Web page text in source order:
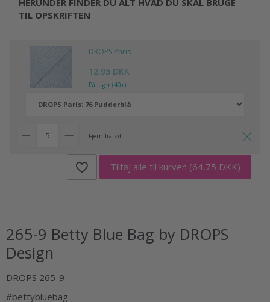
HERUNDER FINDER DU ALT HVAD DU SKAL BRUGE
TIL OPSKRIFTEN
DROPS Paris
12,95 DKK
På lager (40+)
Fjern fra kit
Tilføj alle til kurven (64,75 DKK)
265-9 Betty Blue Bag by DROPS
Design
DROPS 265-9
#bettybluebag